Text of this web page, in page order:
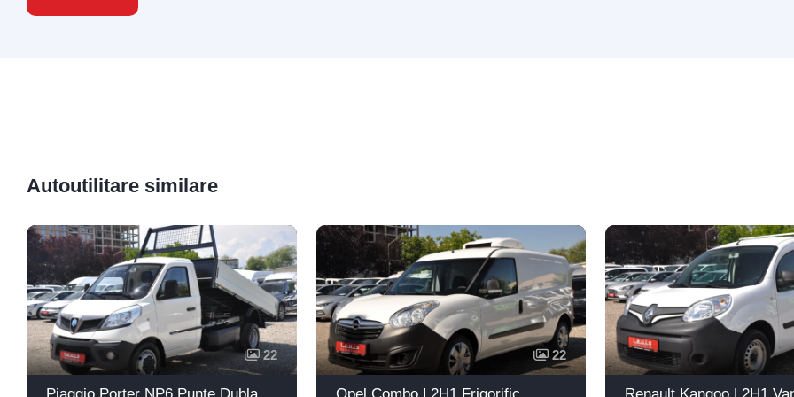
Autoutilitare similare
22 22